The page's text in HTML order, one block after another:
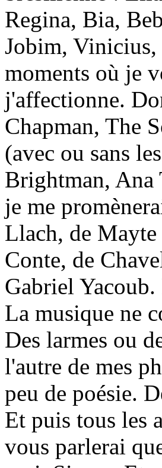
Regina, Bia,
Jobim,
moments où je
j'affectionne.
Chapman, The
(avec ou sans
Brightman, Ana
je me
Llach, de
Conte, de
Gabriel Yacoub.
La musique ne
Des larmes ou
l'autre de mes
peu de poésie.
Et puis tous les
vous parlerai